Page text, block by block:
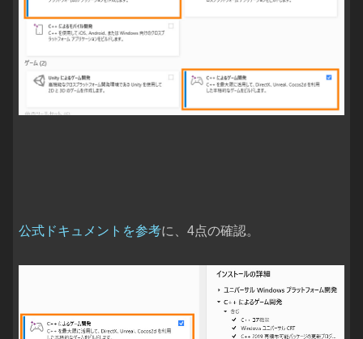
公式ドキュメントを参考に、4点の確認。